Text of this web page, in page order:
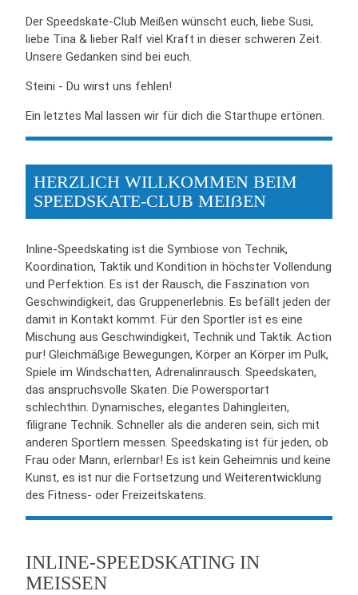
Der Speedskate-Club Meißen wünscht euch, liebe Susi,
liebe Tina & lieber Ralf viel Kraft in dieser schweren Zeit.
Unsere Gedanken sind bei euch.
Steini - Du wirst uns fehlen!
Ein letztes Mal lassen wir für dich die Starthupe ertönen.
HERZLICH WILLKOMMEN BEIM
SPEEDSKATE-CLUB MEIẞEN
Inline-Speedskating ist die Symbiose von Technik,
Koordination, Taktik und Kondition in höchster Vollendung
und Perfektion. Es ist der Rausch, die Faszination von
Geschwindigkeit, das Gruppenerlebnis. Es befällt jeden der
damit in Kontakt kommt. Für den Sportler ist es eine
Mischung aus Geschwindigkeit, Technik und Taktik. Action
pur! Gleichmäßige Bewegungen, Körper an Körper im Pulk,
Spiele im Windschatten, Adrenalinrausch. Speedskaten,
das anspruchsvolle Skaten. Die Powersportart
schlechthin. Dynamisches, elegantes Dahingleiten,
filigrane Technik. Schneller als die anderen sein, sich mit
anderen Sportlern messen. Speedskating ist für jeden, ob
Frau oder Mann, erlernbar! Es ist kein Geheimnis und keine
Kunst, es ist nur die Fortsetzung und Weiterentwicklung
des Fitness- oder Freizeitskatens.
INLINE-SPEEDSKATING IN
MEISSEN